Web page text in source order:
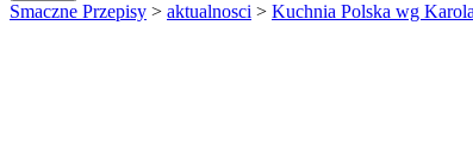
Smaczne Przepisy > aktualnosci > Kuchnia Polska wg